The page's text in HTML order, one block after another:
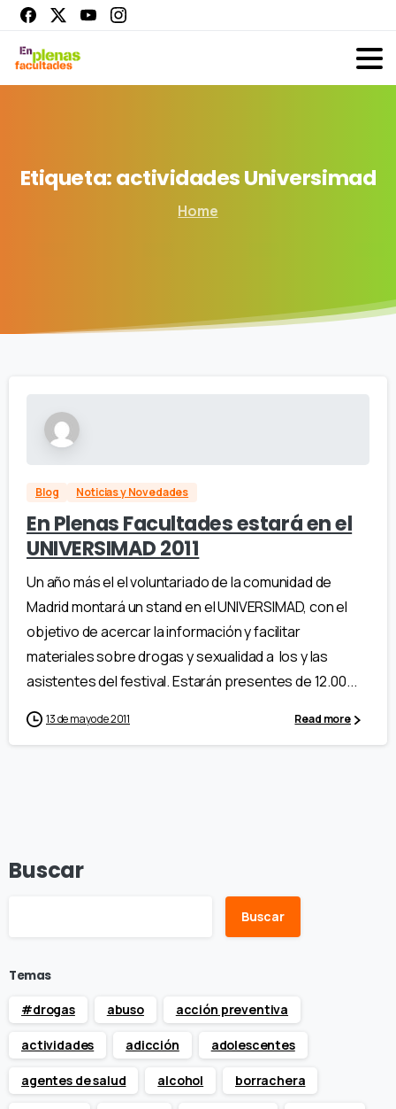
Etiqueta:actividadesUniversimad
Home
Blog Noticias y Novedades
En Plenas Facultades estará en el
UNIVERSIMAD 2011
Un año más el el voluntariado de la comunidad de
Madrid montará un stand en el UNIVERSIMAD, con el
objetivo de acercar la información y facilitar
materiales sobre drogas y sexualidad a los y las
asistentes del festival. Estarán presentes de 12.00...
13 de mayo de 2011 Read more
Buscar
Buscar
Temas
#drogas
abuso acción preventiva
actividades adicción adolescentes
agentes de salud alcohol borrachera